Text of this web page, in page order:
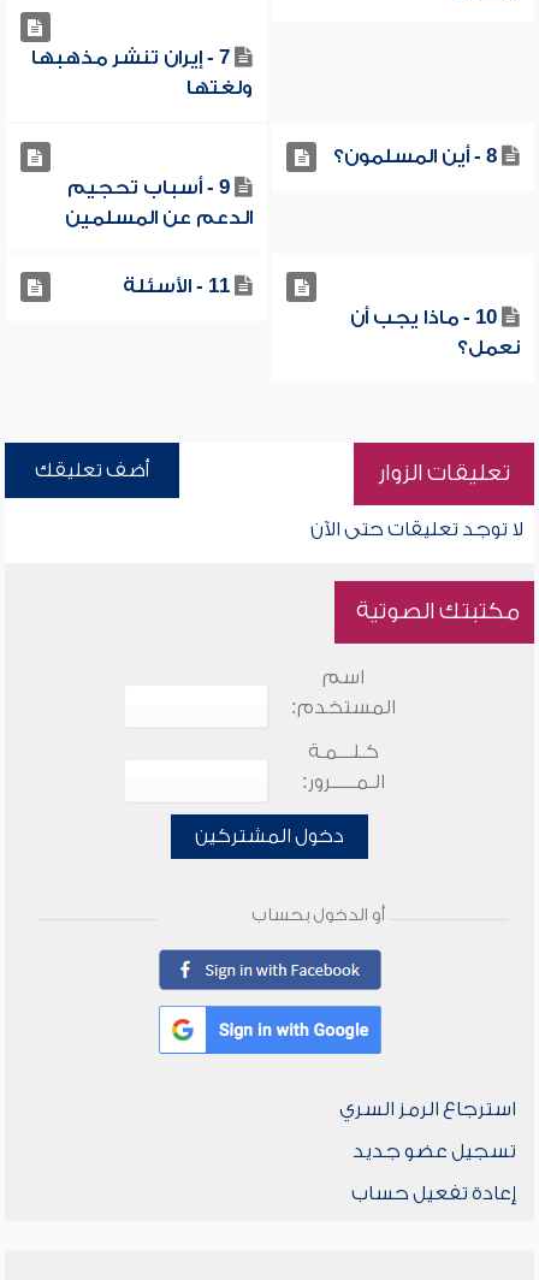
7 - إيران تنشر مذهبها
ولغتها
8 - أين المسلمون؟
9 - أسباب تحجيم
الدعم عن المسلمين
10 - ماذا يجب أن
نعمل؟
11 - الأسئلة
تعليقات الزوار أضف تعليقك
لا توجد تعليقات حتى الآن
مكتبتك الصوتية
اسم
المستخدم:
كـلـــمـة
الـمـــــرور:
دخول المشتركين
أو الدخول بحساب
استرجاع الرمز السري
تسجيل عضو جديد
إعادة تفعيل حساب